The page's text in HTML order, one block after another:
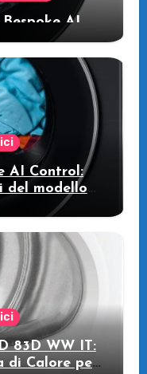
Bespoke AI
la lavatrice
AI Control:
del modello
83D WW IT:
di Calore per